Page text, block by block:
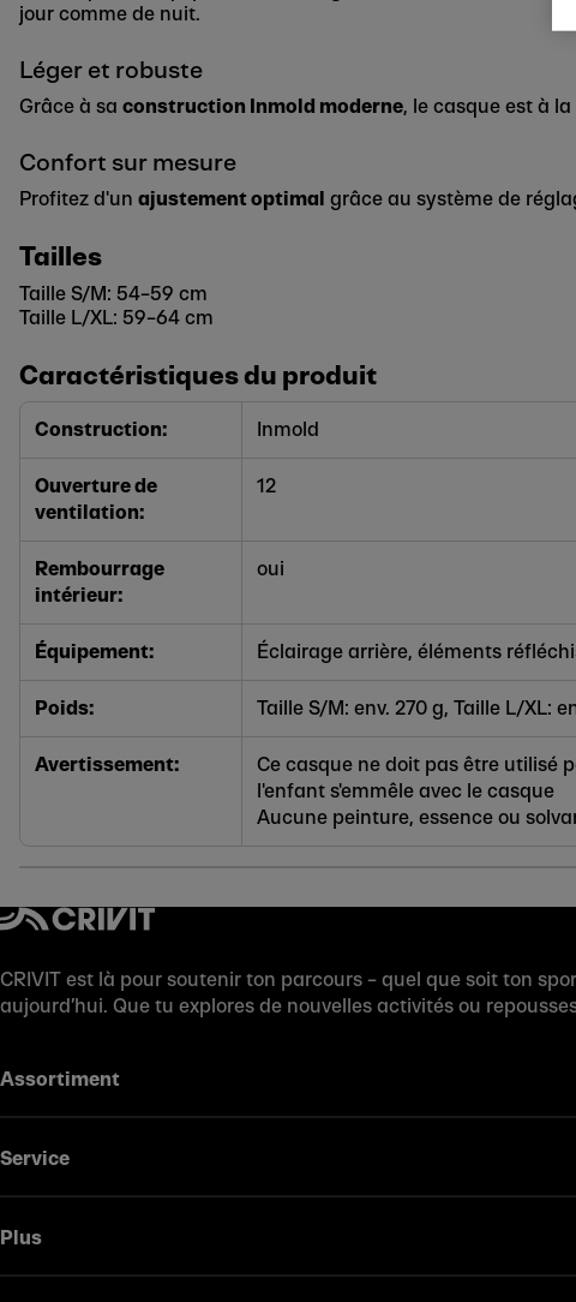
jour comme de nuit.
Léger et robuste
Grâce à sa construction Inmold moderne, le casque est à
Confort sur mesure
Profitez d'un ajustement optimal grâce au système de
Tailles
Taille S/M: 54–59 cm
Taille L/XL: 59–64 cm
Caractéristiques du produit
Construction: Inmold
Ouverture de
ventilation:
12
Rembourrage
intérieur:
oui
Équipement: Éclairage arrière, éléments
Poids: Taille S/M: env. 270 g, Taille L/XL:
Avertissement:
Ce casque ne doit pas être utilisé
l'enfant s'emmêle avec le casque
Aucune peinture, essence ou
CRIVIT est là pour soutenir ton parcours – quel que soit ton
aujourd’hui. Que tu explores de nouvelles activités ou
Assortiment
Service
Plus